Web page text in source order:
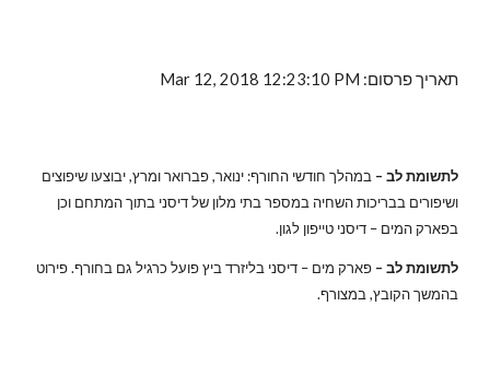
תאריך פרסום: Mar 12, 2018 12:23:10 PM
לתשומת לב – במהלך חודשי החורף: ינואר, פברואר ומרץ, יבוצעו שיפוצים
ושיפורים בבריכות השחיה במספר בתי מלון של דיסני בתוך המתחם וכן
בפארק המים – דיסני טייפון לגון.
לתשומת לב – פארק מים – דיסני בליזרד ביץ פועל כרגיל גם בחורף. פירוט
בהמשך הקובץ, במצורף.